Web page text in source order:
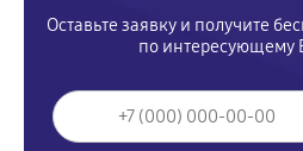
Оставьте заявку и получите
по интересующему